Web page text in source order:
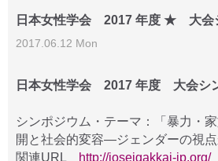
日本女性学会 2017 年度 ★ 大会
2017.06.12 Mon
日本女性学会 2017 年度 大会シ
シンポジウム・テーマ：「暴力・
開と社会的変容―ジェンダーの視点
関連URL
http://joseigakkai-jp.org/